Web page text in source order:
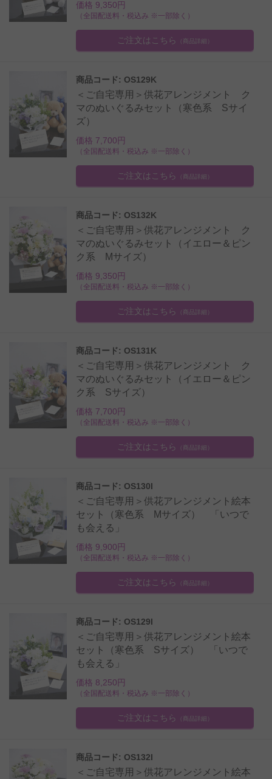
価格 9,350円
（全国配送料・税込み ※一部除く）
ご注文はこちら （商品詳細）
商品コード: OS129K
＜ご自宅専用＞供花アレンジメント ク
マのぬいぐるみセット（寒色系 Sサイ
ズ）
価格 7,700円
（全国配送料・税込み ※一部除く）
ご注文はこちら （商品詳細）
商品コード: OS132K
＜ご自宅専用＞供花アレンジメント ク
マのぬいぐるみセット（イエロー＆ピン
ク系 Mサイズ）
価格 9,350円
（全国配送料・税込み ※一部除く）
ご注文はこちら （商品詳細）
商品コード: OS131K
＜ご自宅専用＞供花アレンジメント ク
マのぬいぐるみセット（イエロー＆ピン
ク系 Sサイズ）
価格 7,700円
（全国配送料・税込み ※一部除く）
ご注文はこちら （商品詳細）
商品コード: OS130I
＜ご自宅専用＞供花アレンジメント絵本
セット（寒色系 Mサイズ） 「いつで
も会える」
価格 9,900円
（全国配送料・税込み ※一部除く）
ご注文はこちら （商品詳細）
商品コード: OS129I
＜ご自宅専用＞供花アレンジメント絵本
セット（寒色系 Sサイズ） 「いつで
も会える」
価格 8,250円
（全国配送料・税込み ※一部除く）
ご注文はこちら （商品詳細）
商品コード: OS132I
＜ご自宅専用＞供花アレンジメント絵本